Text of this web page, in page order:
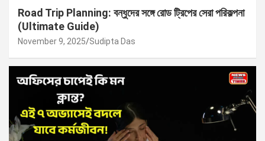
Road Trip Planning: বন্ধুদের সঙ্গে রোড ট্রিপের সেরা পরিকল্পনা
(Ultimate Guide)
November 9, 2025 Sudipta Das